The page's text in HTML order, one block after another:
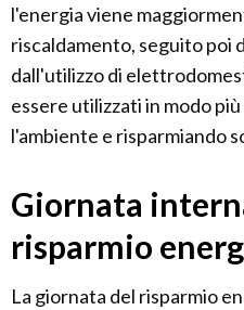
l'energia viene
riscaldamento, seguito poi
dall'utilizzo di
essere utilizzati in modo
l'ambiente e risparmiando
Giornata
risparmio
La giornata del risparmio